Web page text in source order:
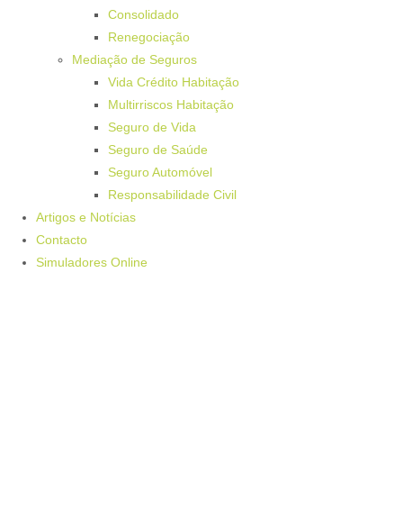
Consolidado
Renegociação
Mediação de Seguros
Vida Crédito Habitação
Multirriscos Habitação
Seguro de Vida
Seguro de Saúde
Seguro Automóvel
Responsabilidade Civil
Artigos e Notícias
Contacto
Simuladores Online